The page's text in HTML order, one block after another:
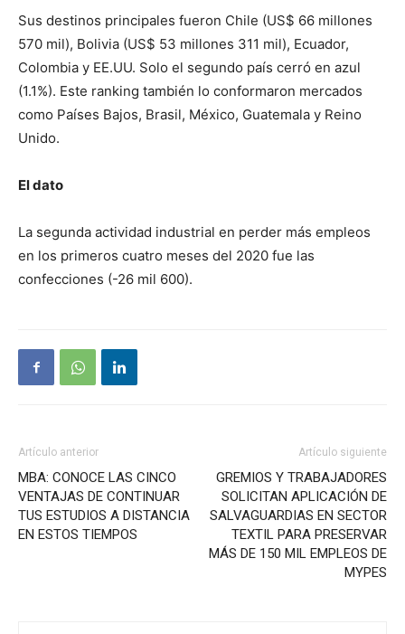
Sus destinos principales fueron Chile (US$ 66 millones
570 mil), Bolivia (US$ 53 millones 311 mil), Ecuador,
Colombia y EE.UU. Solo el segundo país cerró en azul
(1.1%). Este ranking también lo conformaron mercados
como Países Bajos, Brasil, México, Guatemala y Reino
Unido.
El dato
La segunda actividad industrial en perder más empleos
en los primeros cuatro meses del 2020 fue las
confecciones (-26 mil 600).
Artículo anterior
MBA: CONOCE LAS CINCO
VENTAJAS DE CONTINUAR
TUS ESTUDIOS A DISTANCIA
EN ESTOS TIEMPOS
Artículo siguiente
GREMIOS Y TRABAJADORES
SOLICITAN APLICACIÓN DE
SALVAGUARDIAS EN SECTOR
TEXTIL PARA PRESERVAR
MÁS DE 150 MIL EMPLEOS DE
MYPES